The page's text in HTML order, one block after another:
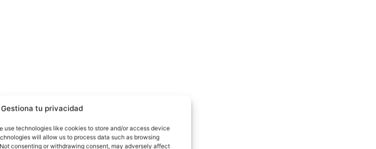
Gestiona tu privacidad
use technologies like cookies to store and/or access device
will allow us to process data such as browsing
consenting or withdrawing consent, may adversely affect